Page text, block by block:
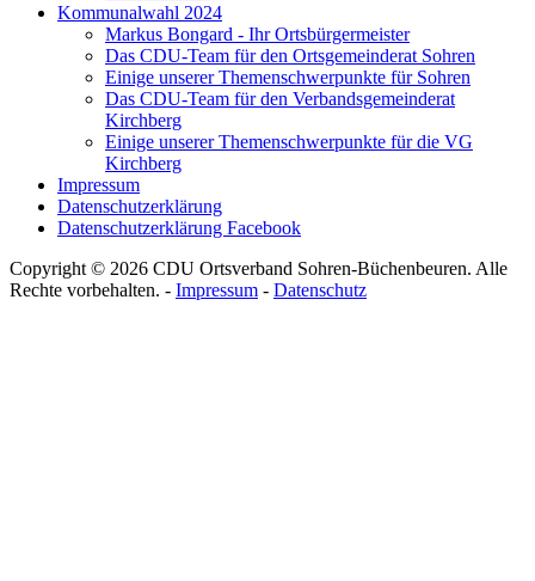
Kommunalwahl 2024
Markus Bongard - Ihr Ortsbürgermeister
Das CDU-Team für den Ortsgemeinderat Sohren
Einige unserer Themenschwerpunkte für Sohren
Das CDU-Team für den Verbandsgemeinderat
Kirchberg
Einige unserer Themenschwerpunkte für die VG
Kirchberg
Impressum
Datenschutzerklärung
Datenschutzerklärung Facebook
Copyright © 2026 CDU Ortsverband Sohren-Büchenbeuren. Alle
Rechte vorbehalten. - Impressum - Datenschutz